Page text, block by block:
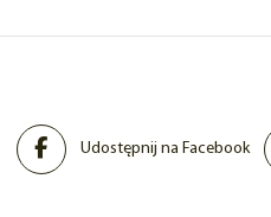
Udostępnij na Facebook